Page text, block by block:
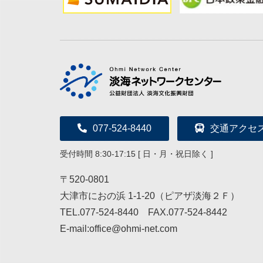
077-524-8440 交通アクセ
受付時間 8:30-17:15 [ 日・月・祝日除く ]
〒520-0801
大津市におの浜 1-1-20（ピアザ淡海２Ｆ）
TEL.077-524-8440 FAX.077-524-8442
E-mail:office@ohmi-net.com